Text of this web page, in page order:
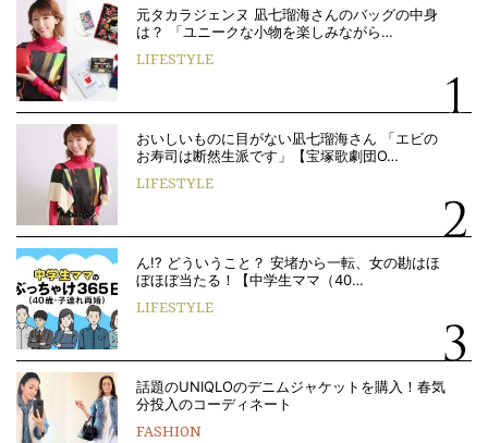
元タカラジェンヌ 凪七瑠海さんのバッグの中身
は？ 「ユニークな小物を楽しみながら…
LIFESTYLE
おいしいものに目がない凪七瑠海さん 「エビの
お寿司は断然生派です」【宝塚歌劇団O…
LIFESTYLE
ん!? どういうこと？ 安堵から一転、女の勘はほ
ぼほぼ当たる！【中学生ママ（40…
LIFESTYLE
話題のUNIQLOのデニムジャケットを購入！春気
分投入のコーディネート
FASHION